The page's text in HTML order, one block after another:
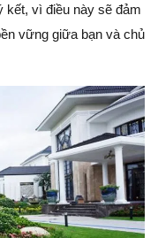
kết, vì điều này sẽ đảm
vững giữa bạn và chủ